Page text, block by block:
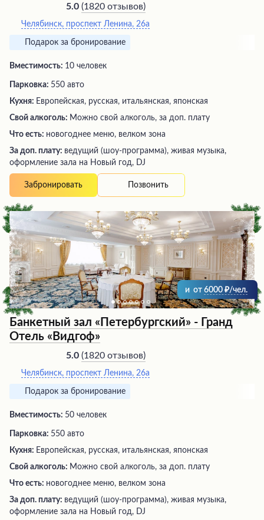
5.0 (1820 отзывов)
Челябинск, проспект Ленина, 26а
Подарок за бронирование
Вместимость: 10 человек
Парковка: 550 авто
Кухня: Европейская, русская, итальянская, японская
Свой алкоголь: Можно свой алкоголь, за доп. плату
Что есть: новогоднее меню, велком зона
За доп. плату: ведущий (шоу-программа), живая музыка,
оформление зала на Новый год, DJ
Забронировать Позвонить
и от 6000 /чел.
Банкетный зал «Петербургский» - Гранд
Отель «Видгоф»
5.0 (1820 отзывов)
Челябинск, проспект Ленина, 26а
Подарок за бронирование
Вместимость: 50 человек
Парковка: 550 авто
Кухня: Европейская, русская, итальянская, японская
Свой алкоголь: Можно свой алкоголь, за доп. плату
Что есть: новогоднее меню, велком зона
За доп. плату: ведущий (шоу-программа), живая музыка,
оформление зала на Новый год, DJ